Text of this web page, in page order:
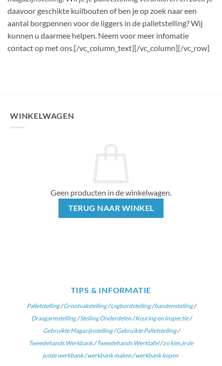
daavoor geschikte kuilbouten of ben je op zoek naar een
aantal borgpennen voor de liggers in de palletstelling? Wij
kunnen u daarmee helpen. Neem voor meer infomatie
contact op met ons.[/vc_column_text][/vc_column][/vc_row]
WINKELWAGEN
Geen producten in de winkelwagen.
TERUG NAAR WINKEL
TIPS & INFORMATIE
Palletstelling/Grootvakstelling/Legbordstelling/bandenstelling/
Draagarmstelling/Stelling Onderdelen/Keuring en Inspectie/
Gebruikte Magazijnstelling/Gebruikte Palletstelling/
Tweedehands Werkbank/Tweedehands Werktafel/zo kies je de
juiste werkbank/werkbank maken /werkbank kopen